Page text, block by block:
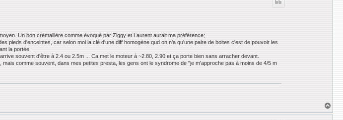
Un bon crémaillère comme évoqué par Ziggy et Laurent aurait ma préférence;
pieds d'enceintes, car selon moi la clé d'une diff homogène qud on n'a qu'une paire de boites c'est de pouvoir les
la portée.
souvent d'être à 2.4 ou 2.5m ... Ca met le moteur à ~2.80, 2.90 et ça porte bien sans arracher devant.
comme souvent, dans mes petites presta, les gens ont le syndrome de "je m'approche pas à moins de 4/5 m
a